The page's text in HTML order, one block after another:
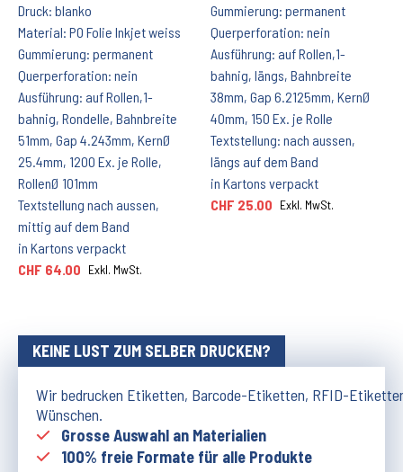
Druck: blanko
Material: PO Folie Inkjet weiss
Gummierung: permanent
Querperforation: nein
Ausführung: auf Rollen,1-
bahnig, Rondelle, Bahnbreite
51mm, Gap 4.243mm, KernØ
25.4mm, 1200 Ex. je Rolle,
RollenØ 101mm
Textstellung nach aussen,
mittig auf dem Band
in Kartons verpackt
CHF 64.00 Exkl. MwSt.
Gummierung: permanent
Querperforation: nein
Ausführung: auf Rollen,1-
bahnig, längs, Bahnbreite
38mm, Gap 6.2125mm, KernØ
40mm, 150 Ex. je Rolle
Textstellung: nach aussen,
längs auf dem Band
in Kartons verpackt
CHF 25.00 Exkl. MwSt.
KEINE LUST ZUM SELBER DRUCKEN?
Wir bedrucken Etiketten, Barcode-Etiketten, RFID-
Wünschen.
Grosse Auswahl an Materialien
100% freie Formate für alle Produkte